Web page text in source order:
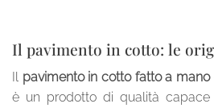
Il pavimento in cotto: le
Il pavimento in cotto fatto a mano
è un prodotto di qualità